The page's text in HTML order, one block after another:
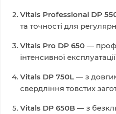
Vitals Professional DP
та точності для
Vitals Pro DP 650 —
інтенсивної
Vitals DP 750L — з
свердління товстих
Vitals DP 650B — з